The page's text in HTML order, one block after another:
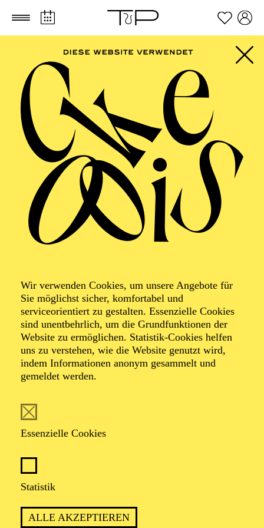
Zum Hauptinhalt springen Zum Footer springen
Wir verwenden Cookies, um unsere Angebote für
Sie möglichst sicher, komfortabel und
serviceorientiert zu gestalten. Essenzielle Cookies
sind unentbehrlich, um die Grundfunktionen der
Website zu ermöglichen. Statistik-Cookies helfen
uns zu verstehen, wie die Website genutzt wird,
indem Informationen anonym gesammelt und
gemeldet werden.
Essenzielle Cookies
Statistik
ALLE AKZEPTIEREN
Anika Rutkofsky ist in Kasachstan geboren und wuchs
in Baden-Württemberg auf. Nach ihrem Studium der
Literaturwissenschaft an der Universität Basel schloss
sie ihren Master in Dramaturgie an der Hochschule für